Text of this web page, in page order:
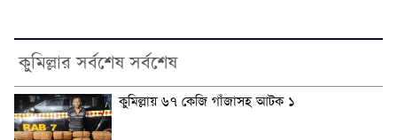
কুমিল্লার সর্বশেষ সর্বশেষ
কুমিল্লায় ৬৭ কেজি গাঁজাসহ আটক ১